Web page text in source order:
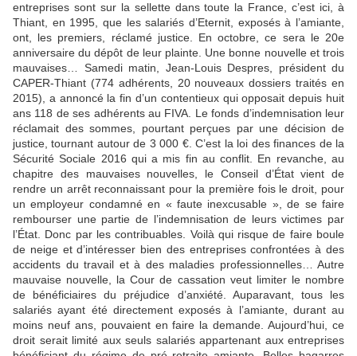
entreprises sont sur la sellette dans toute la France, c’est ici, à
Thiant, en 1995, que les salariés d’Eternit, exposés à l’amiante,
ont, les premiers, réclamé justice. En octobre, ce sera le 20e
anniversaire du dépôt de leur plainte. Une bonne nouvelle et trois
mauvaises… Samedi matin, Jean-Louis Despres, président du
CAPER-Thiant (774 adhérents, 20 nouveaux dossiers traités en
2015), a annoncé la fin d’un contentieux qui opposait depuis huit
ans 118 de ses adhérents au FIVA. Le fonds d’indemnisation leur
réclamait des sommes, pourtant perçues par une décision de
justice, tournant autour de 3 000 €. C’est la loi des finances de la
Sécurité Sociale 2016 qui a mis fin au conflit. En revanche, au
chapitre des mauvaises nouvelles, le Conseil d’État vient de
rendre un arrêt reconnaissant pour la première fois le droit, pour
un employeur condamné en « faute inexcusable », de se faire
rembourser une partie de l’indemnisation de leurs victimes par
l’État. Donc par les contribuables. Voilà qui risque de faire boule
de neige et d’intéresser bien des entreprises confrontées à des
accidents du travail et à des maladies professionnelles… Autre
mauvaise nouvelle, la Cour de cassation veut limiter le nombre
de bénéficiaires du préjudice d’anxiété. Auparavant, tous les
salariés ayant été directement exposés à l’amiante, durant au
moins neuf ans, pouvaient en faire la demande. Aujourd’hui, ce
droit serait limité aux seuls salariés appartenant aux entreprises